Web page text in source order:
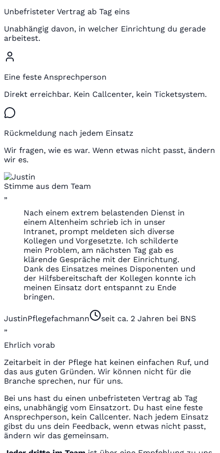
Unbefristeter Vertrag ab Tag eins
Unabhängig davon, in welcher Einrichtung du gerade
arbeitest.
Eine feste Ansprechperson
Direkt erreichbar. Kein Callcenter, kein Ticketsystem.
Rückmeldung nach jedem Einsatz
Wir fragen, wie es war. Wenn etwas nicht passt, ändern
wir es.
Stimme aus dem Team
„
Nach einem extrem belastenden Dienst in
einem Altenheim schrieb ich in unser
Intranet, prompt meldeten sich diverse
Kollegen und Vorgesetzte. Ich schilderte
mein Problem, am nächsten Tag gab es
klärende Gespräche mit der Einrichtung.
Dank des Einsatzes meines Disponenten und
der Hilfsbereitschaft der Kollegen konnte ich
meinen Einsatz dort entspannt zu Ende
bringen.
JustinPflegefachmann
seit ca. 2 Jahren bei BNS
„
Ehrlich vorab
Zeitarbeit in der Pflege hat keinen einfachen Ruf, und
das aus guten Gründen. Wir können nicht für die
Branche sprechen, nur für uns.
Bei uns hast du einen unbefristeten Vertrag ab Tag
eins, unabhängig vom Einsatzort. Du hast eine feste
Ansprechperson, kein Callcenter. Nach jedem Einsatz
gibst du uns dein Feedback, wenn etwas nicht passt,
ändern wir das gemeinsam.